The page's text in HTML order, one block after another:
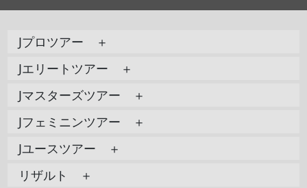
Jプロツアー ＋
Jエリートツアー ＋
Jマスターズツアー ＋
Jフェミニンツアー ＋
Jユースツアー ＋
リザルト ＋